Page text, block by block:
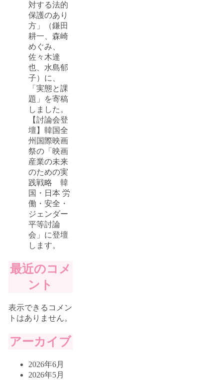
対する法的
保護のあり
方」（鎌田
耕一、森崎
めぐみ、
佐々木達
也、水島郁
子）に、
「実態と課
題」を寄稿
しました。
【討論会登
壇】韓国全
州国際映画
祭の「映画
産業の未来
のための実
践戦略 韓
国・日本 労
働・安全・
ジェンダー
平等討論
会」に登壇
します。
最近のコメ
ント
表示できるコメン
トはありません。
アーカイブ
2026年6月
2026年5月